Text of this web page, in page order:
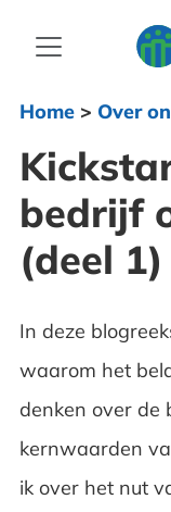
Home> Over
bedrijf
(deel 1)
In deze
waarom het
denken over de
kernwaarden
ik over het nut